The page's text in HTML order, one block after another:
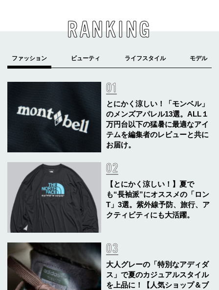
RANKING
とにかく涼しい！「モンベル」
のメンズアパレル13選。ALL１
万円台以下の猛暑に最適なアイ
テムを編集者のレビューと共に
お届け。
【とにかく涼しい！】夏で
も“長袖派”にオススメの「ロン
T」3選。紫外線予防、旅行、ア
クティビティにも大活躍。
大人グレーの「特別なアディダ
ス」で夏のカジュアルスタイル
を上品に！【人気ショップ＆ブ